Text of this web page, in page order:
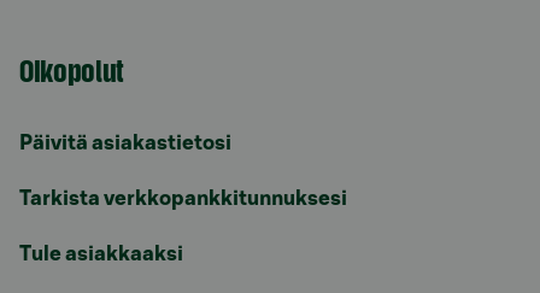
Oikopolut
Päivitä asiakastietosi
Tarkista verkkopankkitunnuksesi
Tule asiakkaaksi